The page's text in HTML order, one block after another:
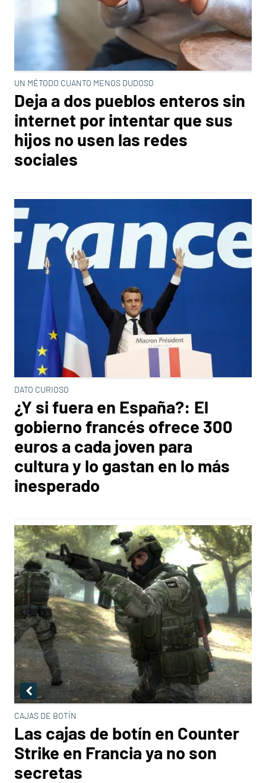
UN MÉTODO CUANTO MENOS DUDOSO
Deja a dos pueblos enteros sin
internet por intentar que sus
hijos no usen las redes
sociales
DATO CURIOSO
¿Y si fuera en España?: El
gobierno francés ofrece 300
euros a cada joven para
cultura y lo gastan en lo más
inesperado
CAJAS DE BOTÍN
Las cajas de botín en Counter
Strike en Francia ya no son
secretas